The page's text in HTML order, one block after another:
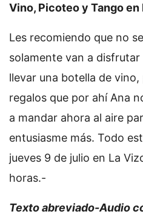
Vino, Picoteo y Tango en
Les recomiendo que no
solamente van a disfrutar
llevar una botella de
regalos que por ahí Ana
a mandar ahora al aire
entusiasme más. Todo
jueves 9 de julio en La
horas.-
Texto abreviado-Audio